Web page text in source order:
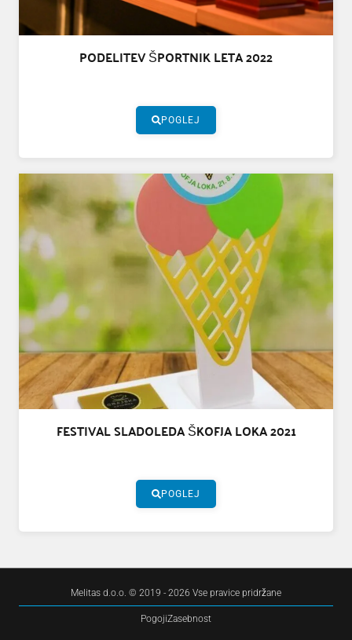
PODELITEV ŠPORTNIK LETA 2022
POGLEJ
FESTIVAL SLADOLEDA ŠKOFJA LOKA 2021
POGLEJ
Melitas d.o.o. © 2019 - 2026 Vse pravice pridržane
PogojiZasebnost